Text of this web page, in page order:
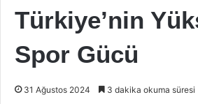
Türkiye’nin
Spor Gücü
31 Ağustos 2024 3 dakika okuma süresi